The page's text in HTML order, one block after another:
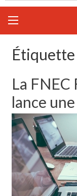
Étiquette
La FNEC
lance